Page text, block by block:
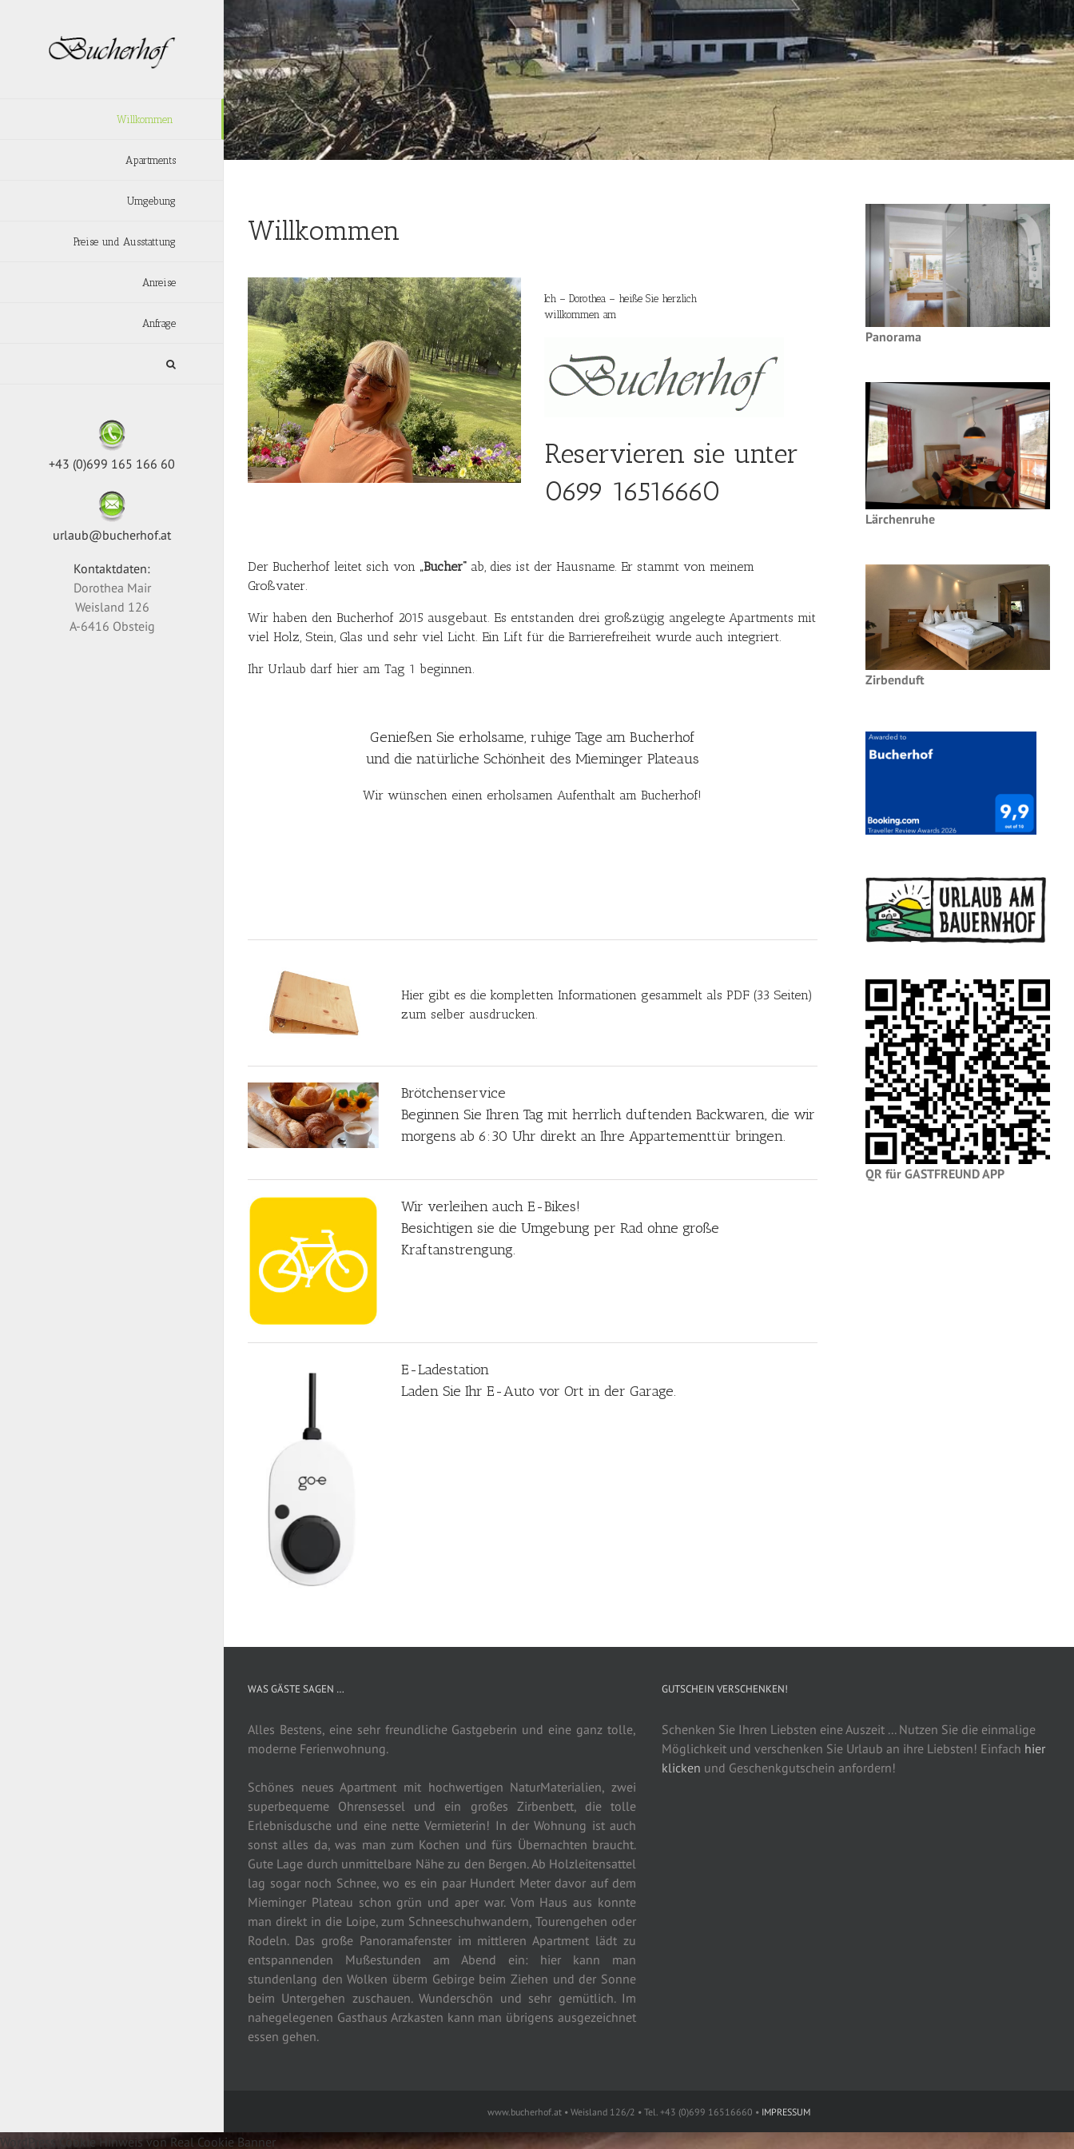
Willkommen
Apartments
Umgebung
Preise und Ausstattung
Anreise
Anfrage
+43 (0)699 165 166 60
urlaub@bucherhof.at
Kontaktdaten:
Dorothea Mair
Weisland 126
A-6416 Obsteig
Willkommen
Ich – Dorothea – heiße Sie herzlich
willkommen am
Reservieren sie unter
0699 16516660
Der Bucherhof leitet sich von „Bucher“ab, dies ist der Hausname. Er stammt von meinem
Großvater.
Wir haben den Bucherhof 2015 ausgebaut. Es entstanden drei großzügig angelegte Apartments mit
viel Holz, Stein, Glas und sehr viel Licht. Ein Lift für die Barrierefreiheit wurde auch integriert.
Ihr Urlaub darf hier am Tag 1 beginnen.
Genießen Sie erholsame, ruhige Tage am Bucherhof
und die natürliche Schönheit des Mieminger Plateaus
Wir wünschen einen erholsamen Aufenthalt am Bucherhof!
Hier gibt es die kompletten Informationen gesammelt als PDF (33 Seiten)
zum selber ausdrucken.
Brötchenservice
Beginnen Sie Ihren Tag mit herrlich duftenden Backwaren, die wir
morgens ab 6:30 Uhr direkt an Ihre Appartementtür bringen.
Wir verleihen auch E-Bikes!
Besichtigen sie die Umgebung per Rad ohne große
Kraftanstrengung.
E-Ladestation
Laden Sie Ihr E-Auto vor Ort in der Garage.
Panorama
Lärchenruhe
Zirbenduft
QR für GASTFREUND APP
WAS GÄSTE SAGEN …
Alles Bestens, eine sehr freundliche Gastgeberin und eine ganz tolle,
moderne Ferienwohnung.
Schönes neues Apartment mit hochwertigen NaturMaterialien, zwei
superbequeme Ohrensessel und ein großes Zirbenbett, die tolle
Erlebnisdusche und eine nette Vermieterin! In der Wohnung ist auch
sonst alles da, was man zum Kochen und fürs Übernachten braucht.
Gute Lage durch unmittelbare Nähe zu den Bergen. Ab Holzleitensattel
lag sogar noch Schnee, wo es ein paar Hundert Meter davor auf dem
Mieminger Plateau schon grün und aper war. Vom Haus aus konnte
man direkt in die Loipe, zum Schneeschuhwandern, Tourengehen oder
Rodeln. Das große Panoramafenster im mittleren Apartment lädt zu
entspannenden Mußestunden am Abend ein: hier kann man
stundenlang den Wolken überm Gebirge beim Ziehen und der Sonne
beim Untergehen zuschauen. Wunderschön und sehr gemütlich. Im
nahegelegenen Gasthaus Arzkasten kann man übrigens ausgezeichnet
essen gehen.
GUTSCHEIN VERSCHENKEN!
Schenken Sie Ihren Liebsten eine Auszeit ... Nutzen Sie die einmalige
Möglichkeit und verschenken Sie Urlaub an ihre Liebsten! Einfach hier
klicken und Geschenkgutschein anfordern!
www.bucherhof.at • Weisland 126/2 • Tel. +43 (0)699 16516660 • IMPRESSUM
WordPress Cookie Hinweis von Real Cookie Banner